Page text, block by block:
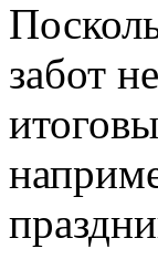
забот